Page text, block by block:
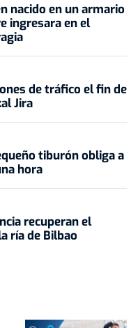
nacido en un armario
ingresara en el
de tráfico el fin de
Jira
tiburón obliga a
hora
recuperan el
ría de Bilbao